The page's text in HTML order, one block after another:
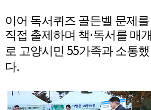
이어 독서퀴즈 골든벨 문제를
직접 출제하며 책⋅독서를 매개
로 고양시민 55가족과 소통했
다.